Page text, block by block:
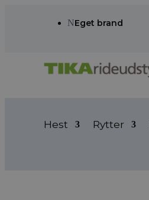
NEget brand
Hest Rytter